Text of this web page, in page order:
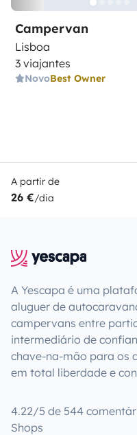
Campervan
Lisboa
3 viajantes
NovoBest Owner
A partir de
26 €/dia
A Yescapa é uma
aluguer de
campervans entre
intermediário de
chave-na-mão para os
em total liberdade e
4.22/5 de 544
Shops